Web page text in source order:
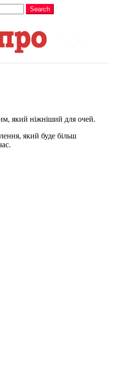
Search
який ніжніший для очей.
який буде більш